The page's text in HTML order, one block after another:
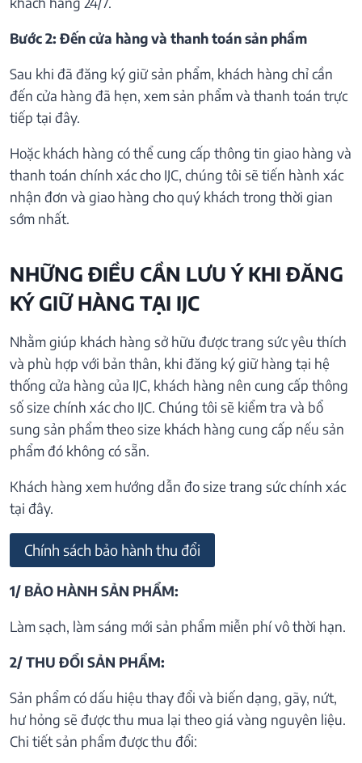
Bước 2: Đến cửa hàng và thanh toán sản phẩm
Sau khi đã đăng ký giữ sản phẩm, khách hàng chỉ cần
đến cửa hàng đã hẹn, xem sản phẩm và thanh toán trực
tiếp tại đây.
Hoặc khách hàng có thể cung cấp thông tin giao hàng và
thanh toán chính xác cho IJC, chúng tôi sẽ tiến hành xác
nhận đơn và giao hàng cho quý khách trong thời gian
sớm nhất.
NHỮNG ĐIỀU CẦN LƯU Ý KHI ĐĂNG
KÝ GIỮ HÀNG TẠI IJC
Nhằm giúp khách hàng sở hữu được trang sức yêu thích
và phù hợp với bản thân, khi đăng ký giữ hàng tại hệ
thống cửa hàng của IJC, khách hàng nên cung cấp thông
số size chính xác cho IJC. Chúng tôi sẽ kiểm tra và bổ
sung sản phẩm theo size khách hàng cung cấp nếu sản
phẩm đó không có sẵn.
Khách hàng xem hướng dẫn đo size trang sức chính xác
tại đây.
Chính sách bảo hành thu đổi
1/ BẢO HÀNH SẢN PHẨM:
Làm sạch, làm sáng mới sản phẩm miễn phí vô thời hạn.
2/ THU ĐỔI SẢN PHẨM:
Sản phẩm có dấu hiệu thay đổi và biến dạng, gãy, nứt,
hư hỏng sẽ được thu mua lại theo giá vàng nguyên liệu.
Chi tiết sản phẩm được thu đổi: